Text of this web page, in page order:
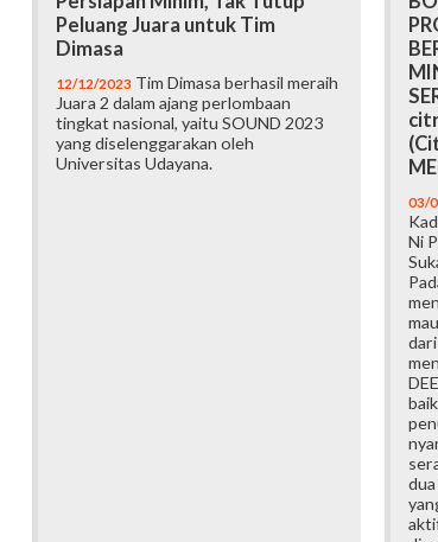
Peluang Juara untuk Tim
Dimasa
12/12/2023 Tim Dimasa berhasil meraih
Juara 2 dalam ajang perlombaan
tingkat nasional, yaitu SOUND 2023
yang diselenggarakan oleh
Universitas Udayana.
03/
Ni